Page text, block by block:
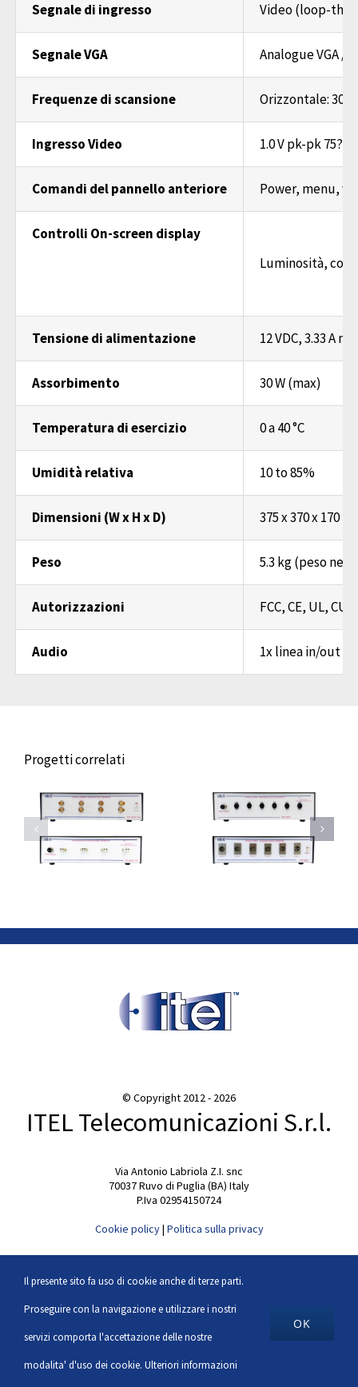
Segnale di ingresso Video (loop-
Segnale VGA Analogue VGA /
Frequenze di scansione Orizzontale: 30
Ingresso Video 1.0 V pk-pk 75?/
Comandi del pannello anteriore Power, menu,
Controlli On-screen display
Luminosità,
Tensione di alimentazione 12 VDC, 3.33 A
Assorbimento 30 W (max)
Temperatura di esercizio 0 a 40 °C
Umidità relativa 10 to 85%
Dimensioni (W x H x D) 375 x 370 x 170
Peso 5.3 kg (peso
Autorizzazioni FCC, CE, UL,
Audio 1x linea in/out
Progetti correlati
© Copyright 2012 - 2026
ITEL Telecomunicazioni S.r.l.
Via Antonio Labriola Z.I. snc
70037 Ruvo di Puglia (BA) Italy
P.Iva 02954150724
Cookie policy| Politica sulla privacy
Facebook LinkedIn
Il presente sito fa uso di cookie anche di terze parti.
Proseguire con la navigazione e utilizzare i nostri
servizi comporta l'accettazione delle nostre
modalita' d'uso dei cookie. Ulteriori informazioni
OK